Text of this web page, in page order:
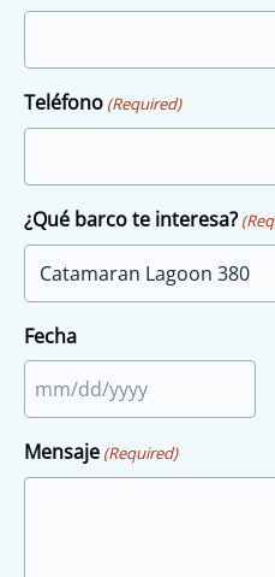
Teléfono (Required)
¿Qué barco te interesa?
Fecha
MM
DD
slash
Mensaje (Required)